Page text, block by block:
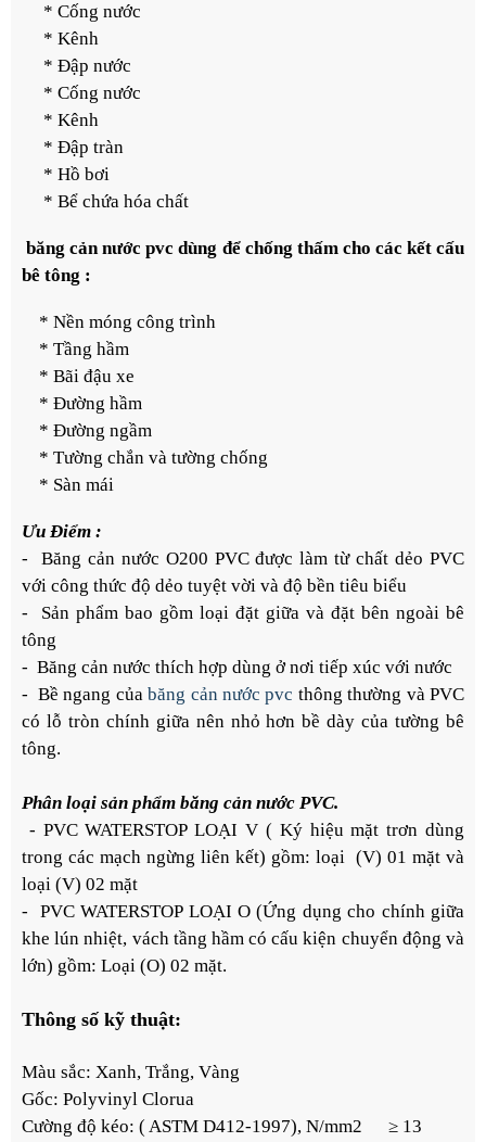
* Cống nước
* Kênh
* Đập nước
* Cống nước
* Kênh
* Đập tràn
* Hồ bơi
* Bể chứa hóa chất
băng cản nước pvc dùng để chống thấm cho các kết cấu
bê tông :
* Nền móng công trình
* Tầng hầm
* Bãi đậu xe
* Đường hầm
* Đường ngầm
* Tường chắn và tường chống
* Sàn mái
Ưu Điểm :
- Băng cản nước O200 PVC được làm từ chất dẻo PVC
với công thức độ dẻo tuyệt vời và độ bền tiêu biểu
- Sản phẩm bao gồm loại đặt giữa và đặt bên ngoài bê
tông
- Băng cản nước thích hợp dùng ở nơi tiếp xúc với nước
- Bề ngang củabăng cản nước pvc thông thường và PVC
có lỗ tròn chính giữa nên nhỏ hơn bề dày của tường bê
tông.
Phân loại sản phẩm băng cản nước PVC.
- PVC WATERSTOP LOẠI V ( Ký hiệu mặt trơn dùng
trong các mạch ngừng liên kết) gồm: loại (V) 01 mặt và
loại (V) 02 mặt
- PVC WATERSTOP LOẠI O (Ứng dụng cho chính giữa
khe lún nhiệt, vách tầng hầm có cấu kiện chuyển động và
lớn) gồm: Loại (O) 02 mặt.
Thông số kỹ thuật:
Màu sắc: Xanh, Trắng, Vàng
Gốc: Polyvinyl Clorua
Cường độ kéo: ( ASTM D412-1997), N/mm2 ≥ 13